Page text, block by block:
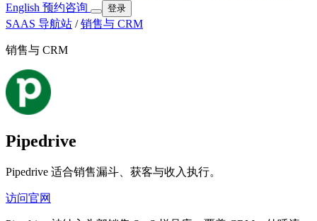
English 预约咨询 登录
SAAS 导航站 / 销售与 CRM
销售与 CRM
Pipedrive
Pipedrive 适合销售漏斗、获客与收入执行。
访问官网